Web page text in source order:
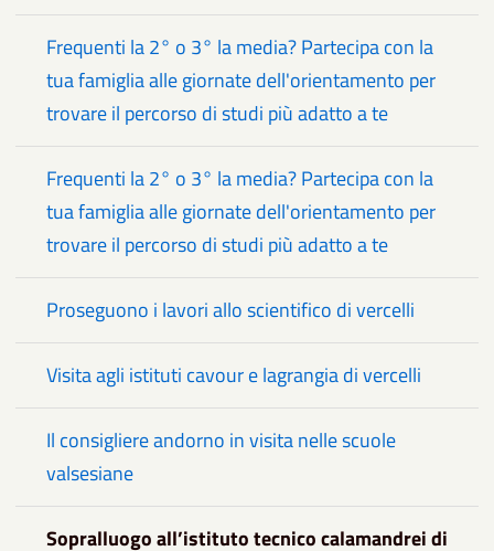
Frequenti la 2° o 3° la media? Partecipa con la
tua famiglia alle giornate dell'orientamento per
trovare il percorso di studi più adatto a te
Frequenti la 2° o 3° la media? Partecipa con la
tua famiglia alle giornate dell'orientamento per
trovare il percorso di studi più adatto a te
Proseguono i lavori allo scientifico di vercelli
Visita agli istituti cavour e lagrangia di vercelli
Il consigliere andorno in visita nelle scuole
valsesiane
Sopralluogo all’istituto tecnico calamandrei di